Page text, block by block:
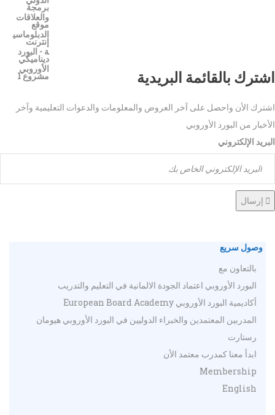
اشترك بالقائمة البريدية
اشترك الأن واحصل على آخر العروض والمعلومات والدعوات التعليمية وآخر
الأخبار من البورد الأوروبي
البريد الإلكتروني
إرسال
وصول سريع
بالتعاون مع
البورد الأوروبي اعتماد الجودة الالمانية في التعليم والتدريب
أكاديمية البورد الأوروبي European Board Academy
المدربين المعتمدين والخبراء الدوليين في البورد الأوروبي هيومان
رستارت
ابدأ معنا كمدرب معتمد الأن
Membership
English